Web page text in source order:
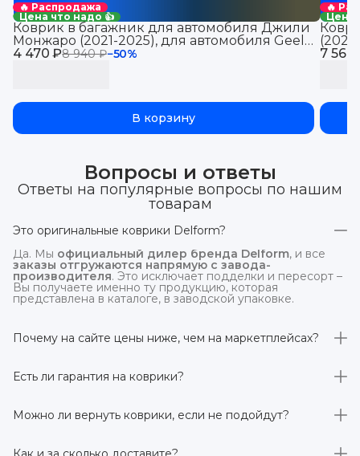
🔥 Распродажа
Цена что надо 👍
4 470 ₽8 940 ₽−50%
Коврик в багажник для автомобиля Джили
Монжаро (2021-2025), для автомобиля Geely
Monjaro, EVA 3D
В корзину
🔥
Цена
7 560
Вопросы и ответы
Ответы на популярные вопросы по нашим
товарам
Это оригинальные коврики Delform?
Да. Мы официальный дилер бренда Delform, и все
заказы отгружаются напрямую с завода-
производителя. Это исключает подделки и пересорт –
Вы получаете именно ту продукцию, которая
представлена в каталоге, в заводской упаковке.
Почему на сайте цены ниже, чем на маркетплейсах?
отгрузка идётнапрямую со склада производителя
без посредников.
Есть ли гарантия на коврики?
производителя 3 года. Если в течение этого срока
обнаружится производственный дефект – заменим
Можно ли вернуть коврики, если не подойдут?
заказанного дистанционно,без объяснения причин –